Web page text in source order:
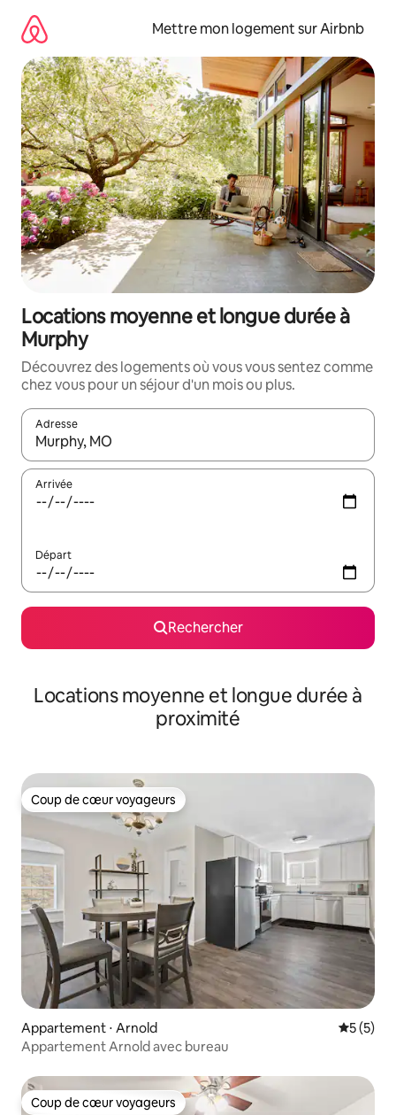
directement
contenu
Mettre mon logement sur Airbnb
Locations moyenne et longue durée à
Murphy
Découvrez des logements où vous vous sentez comme
chez vous pour un séjour d'un mois ou plus.
Adresse
Lorsque les résultats s'affichent, utilisez les flèches vers le
Arrivée
Départ
Rechercher
Locations moyenne et longue durée à
proximité
Coup de cœur voyageurs
Coup de cœur voyageurs
Appartement ⋅ Arnold
5 (5)
Appartement Arnold avec bureau
Coup de cœur voyageurs
Coup de cœur voyageurs